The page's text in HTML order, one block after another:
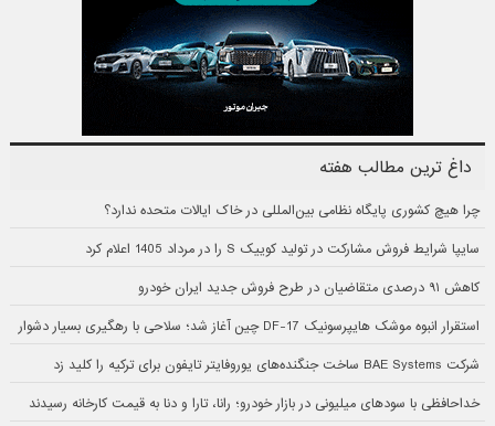
داغ ترین مطالب هفته
چرا هیچ کشوری پایگاه نظامی بین‌المللی در خاک ایالات متحده ندارد؟
سایپا شرایط فروش مشارکت در تولید کوییک S را در مرداد 1405 اعلام کرد
کاهش ۹۱ درصدی متقاضیان در طرح فروش جدید ایران خودرو
استقرار انبوه موشک هایپرسونیک DF-17 چین آغاز شد؛ سلاحی با رهگیری بسیار دشوار
شرکت BAE Systems ساخت جنگنده‌های یوروفایتر تایفون برای ترکیه را کلید زد
خداحافظی با سودهای میلیونی در بازار خودرو؛ رانا، تارا و دنا به قیمت کارخانه رسیدند